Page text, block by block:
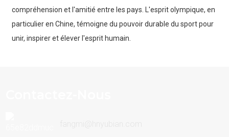
compréhension et l'amitié entre les pays. L'esprit olympique, en
particulier en Chine, témoigne du pouvoir durable du sport pour
unir, inspirer et élever l'esprit humain.